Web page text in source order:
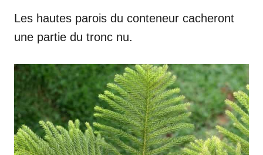
Les hautes parois du conteneur cacheront
une partie du tronc nu.